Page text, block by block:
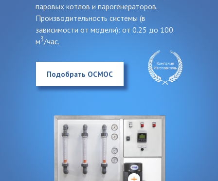
паровых котлов и парогенераторов.
Производительность системы (в
зависимости от модели): от 0.25 до 100
м3/час.
Подобрать ОСМОС